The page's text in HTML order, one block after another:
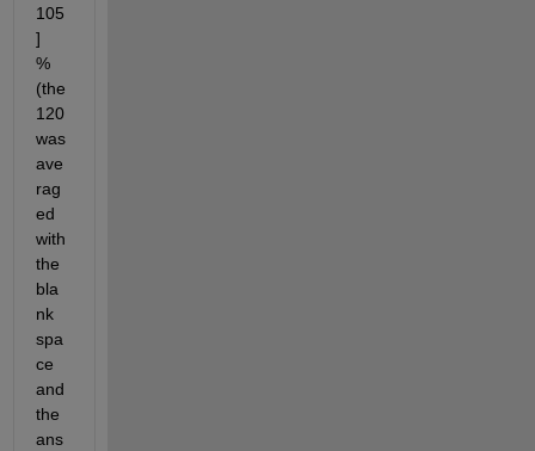
105
]
%
(the
120
was
ave
rag
ed
with
the
bla
nk
spa
ce
and
the
ans